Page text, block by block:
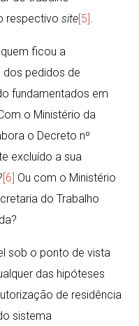
respectivosite[5].
ficou a
pedidos de
fundamentados em
o Ministério da
o Decreto nº
excluído a sua
[6] Ou com o Ministério
do Trabalho
sob o ponto de vista
das hipóteses
de residência
sistema